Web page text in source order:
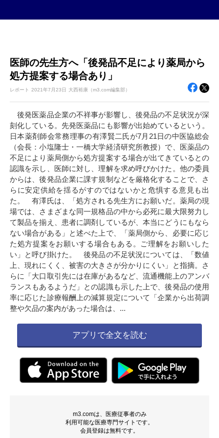
医師の先生方へ「後発品不足により薬局から
処方提案する場合あり」
レポート 2021年7月23日 大西裕康（m3.com編集部）
後発医薬品企業の不祥事が影響し、後発品の不足状況が深
刻化している。先発医薬品にも影響が出始めているという。
日本薬剤師会常務理事の有澤賢二氏が7月21日の中医協総会
（会長：小塩隆士・一橋大学経済研究所教授）で、医薬品の
不足により薬局側から処方提案する場合が出てきているとの
認識を示し、医師に対し、理解を求め呼びかけた。他の委員
からは、後発品企業に課す規制などを厳格化することで、さ
らに安定供給を揺るがすのではないかと危惧する意見も出
た。 有澤氏は、「処方される先生方にお願いだ。薬局の現
場では、さまざまな同一規格品の中から必死に最大限努力し
て製品を揃え、患者に調剤しているが、本当にどうにもなら
ない場合がある」と述べた上で、「薬局側から、必要に応じ
た処方提案をお願いする場合もある。ご理解をお願いした
い」と呼び掛けた。 後発品の不足状況については、「数値
上、現れにくく、被害の大きさが分かりにくい」と指摘。さ
らに「大口取引先には在庫があるなど、流通機能上のアンバ
ランスもあるようだ」との認識も示した上で、後発品の使用
率に応じた診療報酬上の減算規定について「企業から出荷調
整や欠品の案内があった場合は、...
アプリで全文を読む
m3.comは、医療従事者のみ
利用可能な医療専門サイトです。
会員登録は無料です。